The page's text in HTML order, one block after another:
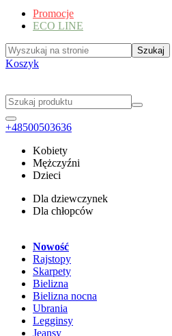
Promocje
ECO LINE
Koszyk
+48500503636
Kobiety
Mężczyźni
Dzieci
Dla dziewczynek
Dla chłopców
Nowość
Rajstopy
Skarpety
Bielizna
Bielizna nocna
Ubrania
Legginsy
Jeansy